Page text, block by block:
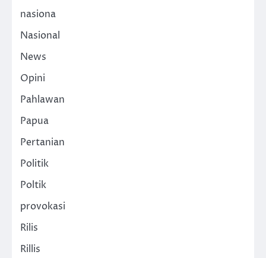
nasiona
Nasional
News
Opini
Pahlawan
Papua
Pertanian
Politik
Poltik
provokasi
Rilis
Rillis